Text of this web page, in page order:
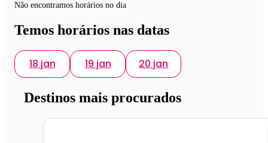
Não encontramos horários no dia
Temos horários nas datas
18 jan 19 jan 20 jan
Destinos mais procurados